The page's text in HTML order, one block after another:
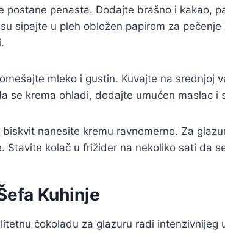
postane penasta. Dodajte brašno i kakao,
sipajte u pleh obložen papirom za
mleko i gustin. Kuvajte na srednjoj
se krema ohladi, dodajte umućen maslac i
biskvit nanesite kremu ravnomerno. Za
Stavite kolač u frižider na nekoliko sati da
Kuhinje
čokoladu za glazuru radi intenzivnijeg